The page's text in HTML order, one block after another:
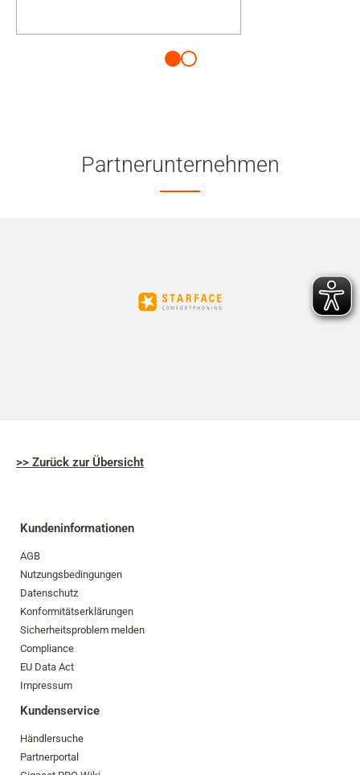
Partnerunternehmen
>> Zurück zur Übersicht
Kundeninformationen
AGB
Nutzungsbedingungen
Datenschutz
Konformitätserklärungen
Sicherheitsproblem melden
Compliance
EU Data Act
Impressum
Kundenservice
Händlersuche
Partnerportal